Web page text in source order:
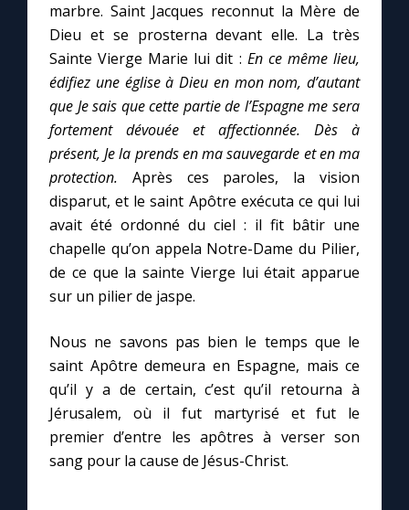
marbre. Saint Jacques reconnut la Mère de
Dieu et se prosterna devant elle. La très
Sainte Vierge Marie lui dit : En ce même lieu,
édifiez une église à Dieu en mon nom, d’autant
que Je sais que cette partie de l’Espagne me sera
fortement dévouée et affectionnée. Dès à
présent, Je la prends en ma sauvegarde et en ma
protection. Après ces paroles, la vision
disparut, et le saint Apôtre exécuta ce qui lui
avait été ordonné du ciel : il fit bâtir une
chapelle qu’on appela Notre-Dame du Pilier,
de ce que la sainte Vierge lui était apparue
sur un pilier de jaspe.
Nous ne savons pas bien le temps que le
saint Apôtre demeura en Espagne, mais ce
qu’il y a de certain, c’est qu’il retourna à
Jérusalem, où il fut martyrisé et fut le
premier d’entre les apôtres à verser son
sang pour la cause de Jésus-Christ.